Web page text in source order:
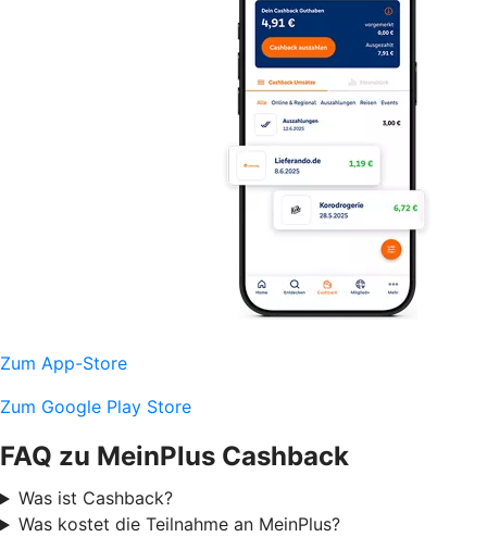
Zum App-Store
Zum Google Play Store
FAQ zu MeinPlus Cashback
Was ist Cashback?
Was kostet die Teilnahme an MeinPlus?